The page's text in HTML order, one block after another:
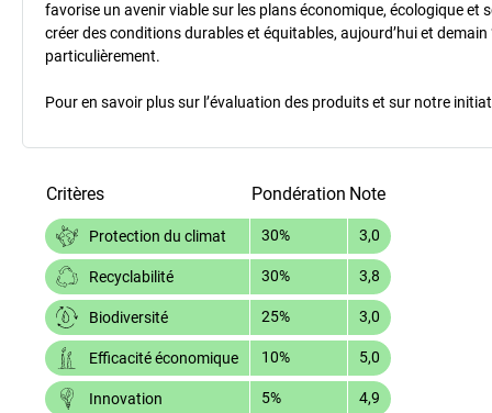
favorise un avenir viable sur les plans économique, écologique
créer des conditions durables et équitables, aujourd’hui et
particulièrement.
Pour en savoir plus sur l’évaluation des produits et sur notre
Critères Pondération Note
Protection du climat 30% 3,0
Recyclabilité 30% 3,8
Biodiversité 25% 3,0
Efficacité économique 10% 5,0
Innovation 5% 4,9